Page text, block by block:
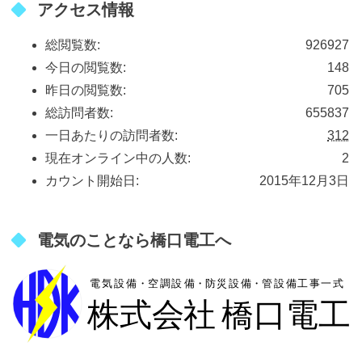
アクセス情報
926927
総閲覧数:
148
今日の閲覧数:
705
昨日の閲覧数:
655837
総訪問者数:
312
一日あたりの訪問者数:
2
現在オンライン中の人数:
2015年12月3日
カウント開始日:
電気のことなら橋口電工へ